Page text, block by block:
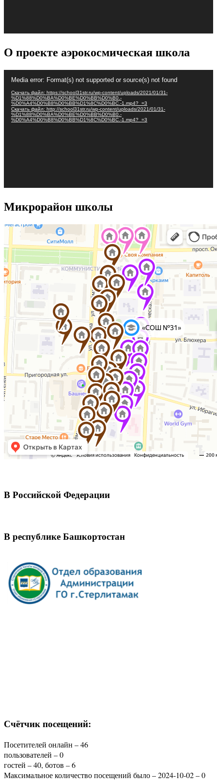
О проекте аэрокосмическая школа
Media error: Format(s) not supported or source(s) not found
Скачать файл: https://school31str.ru/wp-content/uploads/2021/01/31-
%D1%88%D0%BA%D0%BE%D0%BB%D0%B0.-
%D0%A4%D0%B8%D0%BB%D1%8C%D0%BC.-1.mp4?_=3
Скачать файл: http://school31str.ru/wp-content/uploads/2021/01/31-
%D1%88%D0%BA%D0%BE%D0%BB%D0%B0.-
%D0%A4%D0%B8%D0%BB%D1%8C%D0%BC.-1.mp4?_=3
Микрорайон школы
В Российской Федерации
В республике Башкортостан
Счётчик посещений:
Посетителей онлайн – 46
пользователей – 0
гостей – 40, ботов – 6
Максимальное количество посещений было – 2024-10-02 – 0